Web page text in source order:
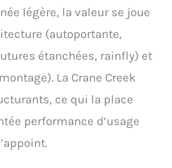
légère, la valeur se joue
(autoportante,
étanchées, rainfly) et
La Crane Creek
ce qui la place
performance d’usage